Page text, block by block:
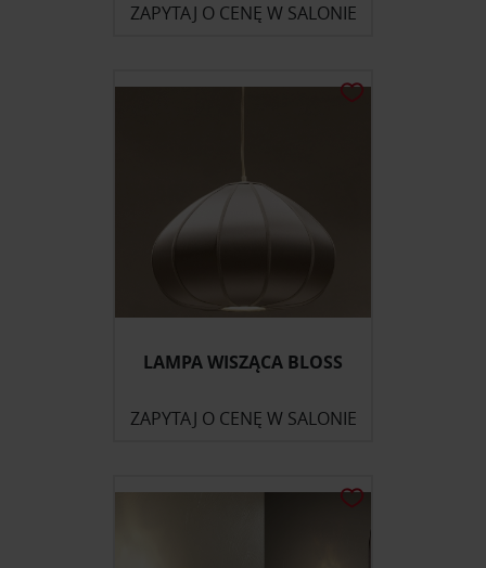
ZAPYTAJ O CENĘ W SALONIE
LAMPA WISZĄCA BLOSS
ZAPYTAJ O CENĘ W SALONIE